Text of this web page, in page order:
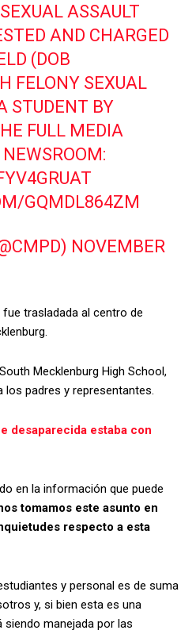
ASSAULT
AND CHARGED
(DOB
FELONY SEXUAL
STUDENT BY
FULL MEDIA
GQMDL864ZM
NOVEMBER
trasladada al centro de
Mecklenburg High School,
los padres y representantes.
desaparecida estaba con
en la información que puede
tomamos este asunto en
respecto a esta
y personal es de suma
y, si bien esta es una
manejada por las